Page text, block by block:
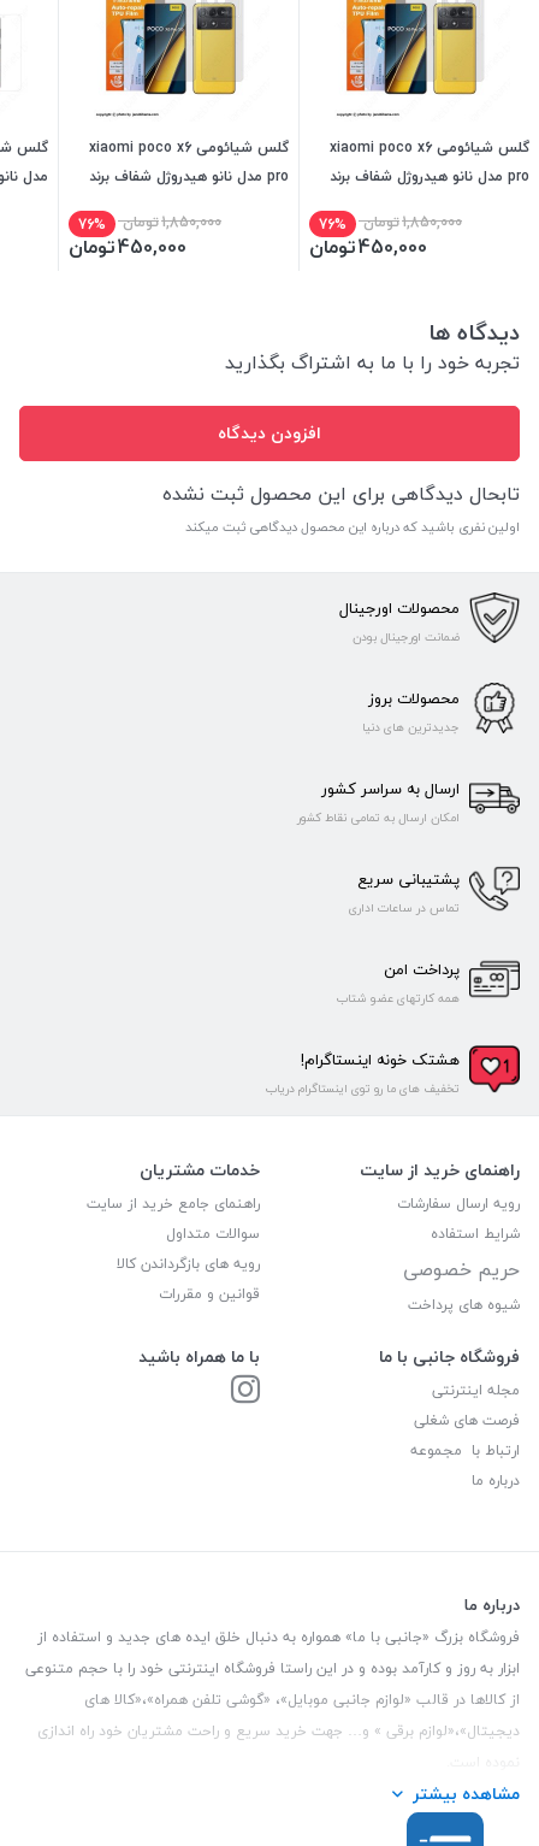
گلس شیائومی xiaomi poco x6
pro مدل نانو هیدروژل شفاف برند
1,850,000تومان 76%
450,000تومان
گلس شیائومی xiaomi poco x6
pro مدل نانو هیدروژل شفاف برند
1,850,000تومان 76%
450,000تومان
مدل
دیدگاه ها
تجربه خود را با ما به اشتراگ بگذارید
افزودن دیدگاه
تابحال دیدگاهی برای این محصول ثبت نشده
اولین نفری باشید که درباره این محصول دیدگاهی ثبت میکند
محصولات اورجینال
ضمانت اورجینال بودن
محصولات بروز
جدیدترین های دنیا
ارسال به سراسر کشور
امکان ارسال به تمامی نقاط کشور
پشتیبانی سریع
تماس در ساعات اداری
پرداخت امن
همه کارتهای عضو شتاب
هشتک خونه اینستاگرام!
تخفیف های ما رو توی اینستاگرام دریاب
راهنمای خرید از سایت
رویه ارسال سفارشات
شرایط استفاده
حریم خصوصی
شیوه های پرداخت
خدمات مشتریان
راهنمای جامع خرید از سایت
سوالات متداول
رویه های بازگرداندن کالا
قوانین و مقررات
فروشگاه جانبی با ما
مجله اینترنتی
فرصت های شغلی
ارتباط با مجموعه
درباره ما
با ما همراه باشید
درباره ما
فروشگاه بزرگ «جانبی با ما» همواره به دنبال خلق ایده های جدید و استفاده از
ابزار به روز و کارآمد بوده و در این راستا فروشگاه اینترنتی خود را با حجم متنوعی
از کالاها در قالب «لوازم جانبی موبایل»، «گوشی تلفن همراه»،«کالا های
دیجیتال»،«لوازم برقی » و… جهت خرید سریع و راحت مشتریان خود راه اندازی
این فروشگاه تمام تلاش خود را نموده تا کالاهایی با کیفیت و با حداقل قیمت
عرضه نماید.
مشاهده بیشتر